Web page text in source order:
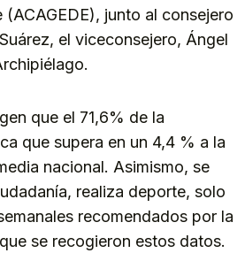
junto al consejero
el viceconsejero, Ángel
que el 71,6% de la
que supera en un 4,4 % a la
nacional. Asimismo, se
realiza deporte, solo
recomendados por la
se recogieron estos datos.